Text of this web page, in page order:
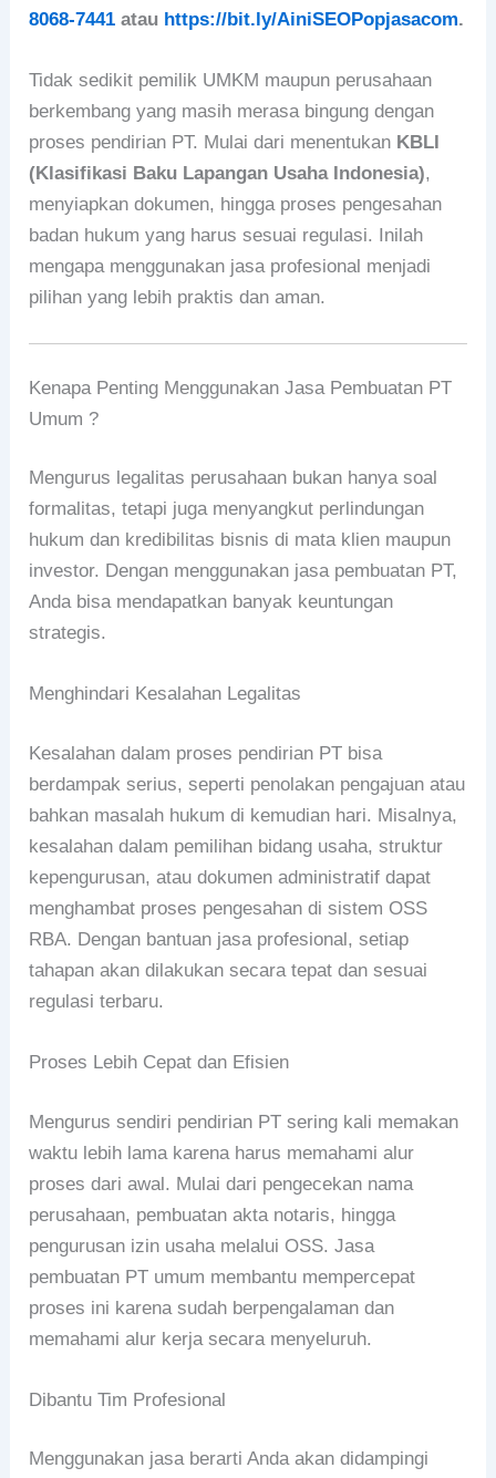
8068-7441 atau https://bit.ly/AiniSEOPopjasacom.
Tidak sedikit pemilik UMKM maupun perusahaan
berkembang yang masih merasa bingung dengan
proses pendirian PT. Mulai dari menentukan KBLI
(Klasifikasi Baku Lapangan Usaha Indonesia),
menyiapkan dokumen, hingga proses pengesahan
badan hukum yang harus sesuai regulasi. Inilah
mengapa menggunakan jasa profesional menjadi
pilihan yang lebih praktis dan aman.
Kenapa Penting Menggunakan Jasa Pembuatan PT
Umum ?
Mengurus legalitas perusahaan bukan hanya soal
formalitas, tetapi juga menyangkut perlindungan
hukum dan kredibilitas bisnis di mata klien maupun
investor. Dengan menggunakan jasa pembuatan PT,
Anda bisa mendapatkan banyak keuntungan
strategis.
Menghindari Kesalahan Legalitas
Kesalahan dalam proses pendirian PT bisa
berdampak serius, seperti penolakan pengajuan atau
bahkan masalah hukum di kemudian hari. Misalnya,
kesalahan dalam pemilihan bidang usaha, struktur
kepengurusan, atau dokumen administratif dapat
menghambat proses pengesahan di sistem OSS
RBA. Dengan bantuan jasa profesional, setiap
tahapan akan dilakukan secara tepat dan sesuai
regulasi terbaru.
Proses Lebih Cepat dan Efisien
Mengurus sendiri pendirian PT sering kali memakan
waktu lebih lama karena harus memahami alur
proses dari awal. Mulai dari pengecekan nama
perusahaan, pembuatan akta notaris, hingga
pengurusan izin usaha melalui OSS. Jasa
pembuatan PT umum membantu mempercepat
proses ini karena sudah berpengalaman dan
memahami alur kerja secara menyeluruh.
Dibantu Tim Profesional
Menggunakan jasa berarti Anda akan didampingi